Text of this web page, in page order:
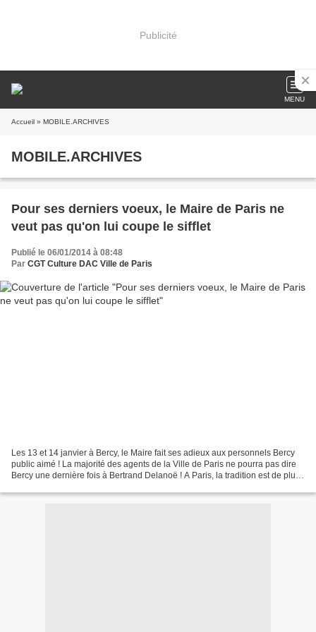
Publicité
MENU
Accueil » MOBILE.ARCHIVES
MOBILE.ARCHIVES
Pour ses derniers voeux, le Maire de Paris ne
veut pas qu'on lui coupe le sifflet
Publié le 06/01/2014 à 08:48
Par CGT Culture DAC Ville de Paris
Les 13 et 14 janvier à Bercy, le Maire fait ses adieux aux personnels Bercy
public aimé ! La majorité des agents de la Ville de Paris ne pourra pas dire
Bercy une dernière fois à Bertrand Delanoë ! A Paris, la tradition est de plus